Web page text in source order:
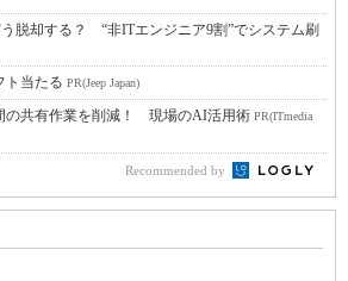
う脱却する？ “非ITエンジニア9割”でシステム刷
ト当たる PR(Jeep Japan)
の共有作業を削減！ 現場のAI活用術 PR(ITmedia
Recommended by